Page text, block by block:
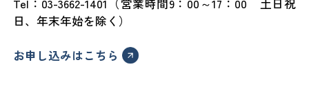
日、年末年始を除く）
お申し込みはこちら